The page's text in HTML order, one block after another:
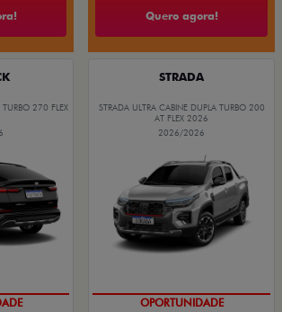
Quero agora!
TURBO 270 FLEX
STRADA
STRADA ULTRA CABINE DUPLA TURBO 200
AT FLEX 2026
2026/2026
OPORTUNIDADE